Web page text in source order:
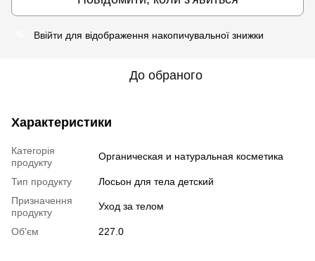
Ввійти для відображення накопичувальної знижки
До обраного
Характеристики
Категорія
продукту
Органическая и натуральная косметика
Тип продукту
Лосьон для тела детский
Призначення
продукту
Уход за телом
Об'єм 227.0